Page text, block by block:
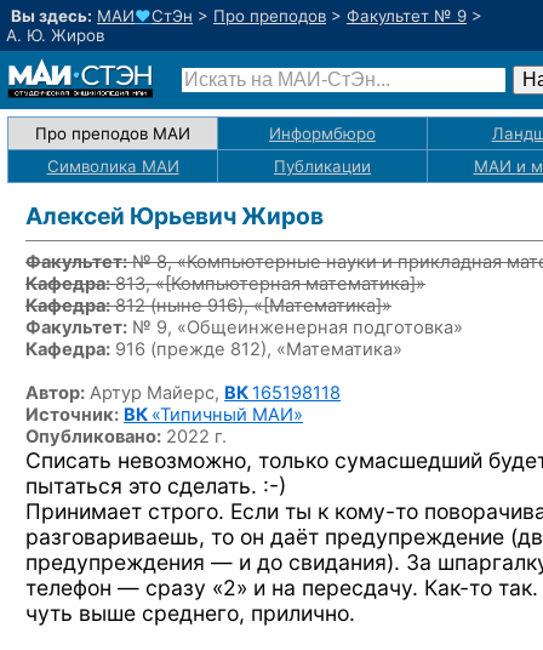
Вы здесь: МАИ♥СтЭн > Про преподов > Факультет № 9 >
А. Ю. Жиров
Про преподов МАИ Информбюро
Символика МАИ
Публикации МАИ и
Алексей Юрьевич Жиров
Факультет:№ 8, «Компьютерные науки и прикладная
Кафедра:813, «[Компьютерная математика]»
Кафедра:812(ныне 916), «[Математика]»
Факультет: № 9, «Общеинженерная подготовка»
Кафедра: 916 (прежде 812), «Математика»
Автор: Артур Майерс, ВК165198118
Источник: ВК «Типичный МАИ»
Опубликовано: 2022 г.
Списать невозможно, только сумасшедший
пытаться это сделать. :-)
Принимает строго. Если ты к кому-то
разговариваешь, то он даёт предупреждение
предупреждения — и до свидания). За
телефон — сразу «2» и на пересдачу. Как-то так.
чуть выше среднего, прилично.